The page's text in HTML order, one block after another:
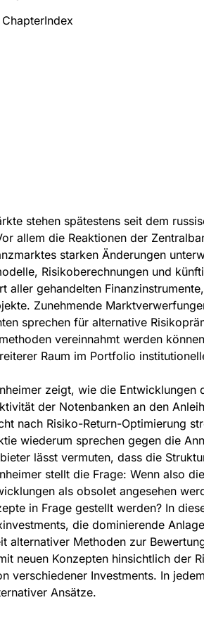
Index
stehen spätestens seit dem
allem die Reaktionen der
starken Änderungen
Risikoberechnungen und
aller gehandelten
Zunehmende
sprechen für alternative
vereinnahmt werden
Raum im Portfolio
zeigt, wie die
der Notenbanken an den
nach Risiko-Return-Optimierung
wiederum sprechen gegen die
lässt vermuten, dass die
stellt die Frage: Wenn also
als obsolet angesehen
in Frage gestellt werden? In
die dominierende
alternativer Methoden zur
neuen Konzepten hinsichtlich der
verschiedener Investments. In
Ansätze.